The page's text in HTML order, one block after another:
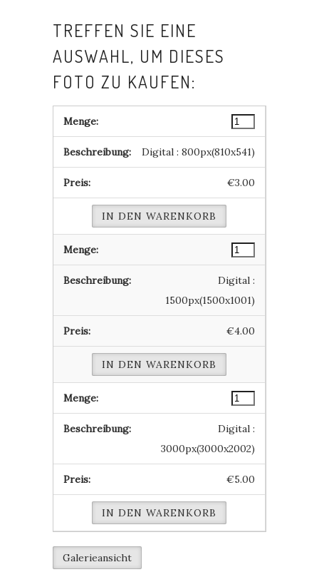
TREFFEN SIE EINE
AUSWAHL, UM DIESES
FOTO ZU KAUFEN:
Digital : 800px(810x541)
€3.00
IN DEN WARENKORB
Digital :
1500px(1500x1001)
€4.00
IN DEN WARENKORB
Digital :
3000px(3000x2002)
€5.00
IN DEN WARENKORB
Galerieansicht